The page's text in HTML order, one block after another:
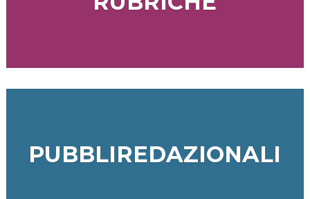
PUBBLIREDAZIONALI